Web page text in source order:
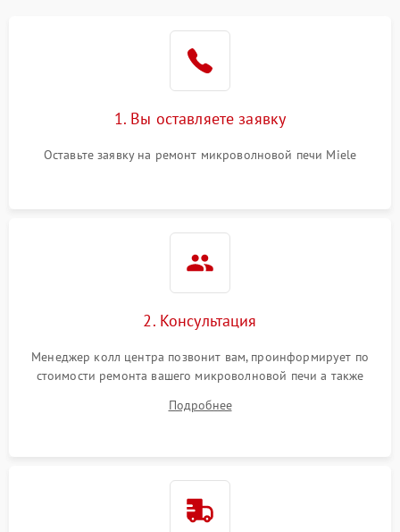
1. Вы оставляете заявку
Оставьте заявку на ремонт микроволновой печи Miele
2. Консультация
Менеджер колл центра позвонит вам, проинформирует по
стоимости ремонта вашего микроволновой печи а также
Подробнее